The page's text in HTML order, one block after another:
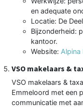
en adequate
Locatie: De
Bijzonderheid:
kantoor.
Website: Alpina
VSO makelaars &
VSO makelaars &
Emmeloord met een
communicatie met